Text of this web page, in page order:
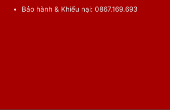
Bảo hành & Khiếu nại: 0867.169.693